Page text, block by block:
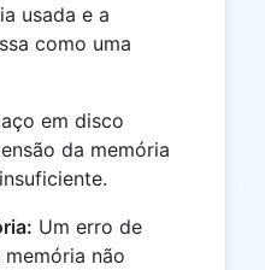
usada e a
como uma
em disco
da memória
Um erro de
não